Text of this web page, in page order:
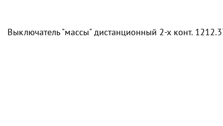
Выключатель "массы" дистанционный 2-х конт.